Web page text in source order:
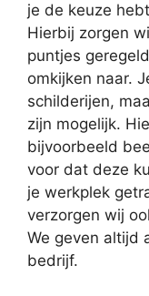
je de keuze
Hierbij zorgen
puntjes
omkijken naar.
schilderijen,
zijn mogelijk.
bijvoorbeeld
voor dat deze
je werkplek
verzorgen wij
We geven altijd
bedrijf.